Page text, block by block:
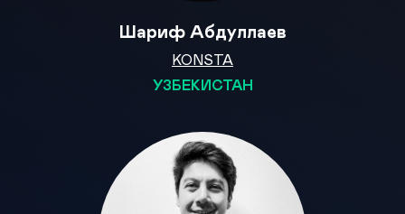
Шариф Абдуллаев
KONSTA
УЗБЕКИСТАН